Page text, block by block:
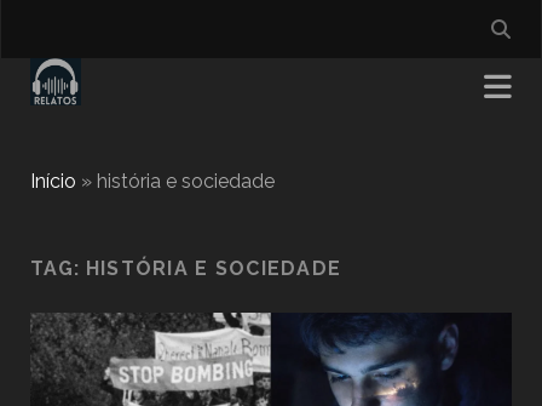
Início » história e sociedade
TAG: HISTÓRIA E SOCIEDADE